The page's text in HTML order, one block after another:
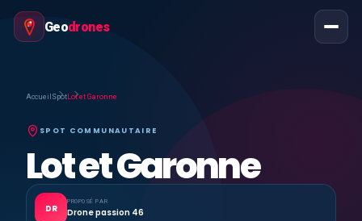
Geodrones
Accueil SpotLot et Garonne
SPOT COMMUNAUTAIRE
Lot et Garonne
DR
PROPOSÉ PAR
Drone passion 46